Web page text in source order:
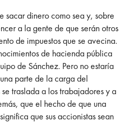
sacar dinero como sea y, sobre
a la gente de que serán otros
de impuestos que se avecina.
de hacienda pública
de Sánchez. Pero no estaría
parte de la carga del
traslada a los trabajadores y a
que el hecho de que una
que sus accionistas sean